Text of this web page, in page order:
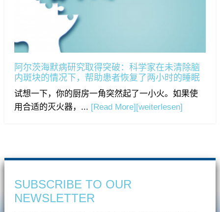
阿尔茨海默病研究取得突破：科学家在未清除脑
内斑块的情况下，帮助患者恢复了两小时的睡眠
试想一下，你的厨房一角突然起了一小火。如果使
用合适的灭火器，... [Read More][weiterlesen]
SUBSCRIBE TO OUR
NEWSLETTER